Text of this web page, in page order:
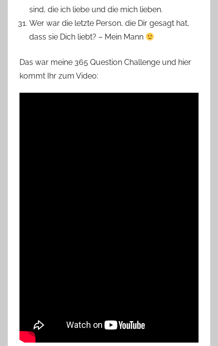
sind, die ich liebe und die mich lieben.
Wer war die letzte Person, die Dir gesagt hat,
dass sie Dich liebt? – Mein Mann
Das war meine 365 Question Challenge und hier
kommt Ihr zum Video: